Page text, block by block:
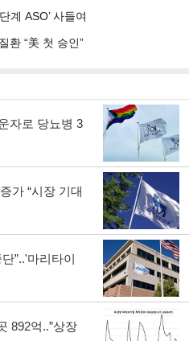
계 ASO’ 사들여
환 “美 첫 승인”
자로 당뇨병 3
가 “시장 기대
”..'마리타이
892억..”상장